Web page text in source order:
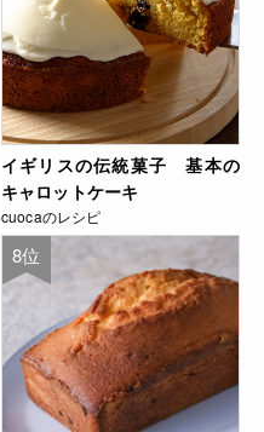
イギリスの伝統菓子 基本の
キャロットケーキ
cuocaのレシピ
8位